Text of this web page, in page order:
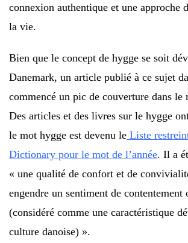
connexion authentique et une approche
la vie.
Bien que le concept de hygge se soit
Danemark, un article publié à ce sujet
commencé un pic de couverture dans le
Des articles et des livres sur le hygge
le mot hygge est devenu le Liste
Dictionary pour le mot de l’année. Il a
« une qualité de confort et de
engendre un sentiment de contentement
(considéré comme une caractéristique
culture danoise) ».